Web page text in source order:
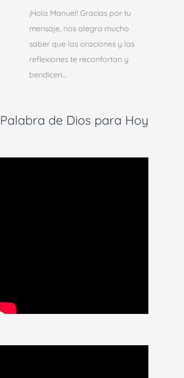
¡Hola Manuel! Gracias por tu
mensaje, nos alegra mucho
saber que las oraciones y las
reflexiones te reconfortan y
bendicen…
Palabra de Dios para Hoy